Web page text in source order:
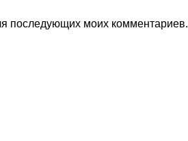
последующих моих комментариев.